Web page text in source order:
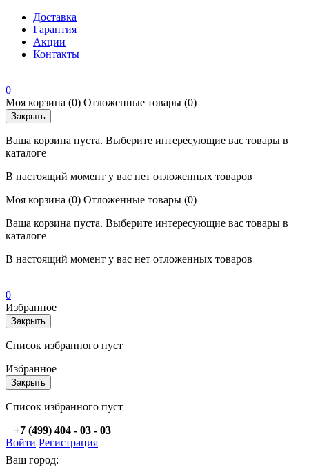
Доставка
Гарантия
Акции
Контакты
0
Моя корзина (0) Отложенные товары (0)
Закрыть
Ваша корзина пуста. Выберите интересующие вас товары в
каталоге
В настоящий момент у вас нет отложенных товаров
Моя корзина (0) Отложенные товары (0)
Ваша корзина пуста. Выберите интересующие вас товары в
каталоге
В настоящий момент у вас нет отложенных товаров
0
Избранное
Закрыть
Список избранного пуст
Избранное
Закрыть
Список избранного пуст
+7 (499) 404 - 03 - 03
Войти Регистрация
Ваш город: